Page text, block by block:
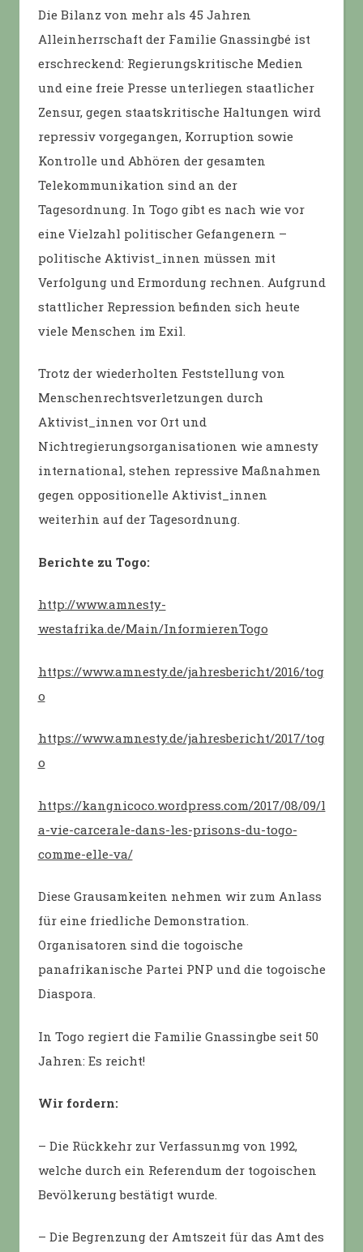
Die Bilanz von mehr als 45 Jahren
Alleinherrschaft der Familie Gnassingbé ist
erschreckend: Regierungskritische Medien
und eine freie Presse unterliegen staatlicher
Zensur, gegen staatskritische Haltungen wird
repressiv vorgegangen, Korruption sowie
Kontrolle und Abhören der gesamten
Telekommunikation sind an der
Tagesordnung. In Togo gibt es nach wie vor
eine Vielzahl politischer Gefangenern –
politische Aktivist_innen müssen mit
Verfolgung und Ermordung rechnen. Aufgrund
stattlicher Repression befinden sich heute
viele Menschen im Exil.
Trotz der wiederholten Feststellung von
Menschenrechtsverletzungen durch
Aktivist_innen vor Ort und
Nichtregierungsorganisationen wie amnesty
international, stehen repressive Maßnahmen
gegen oppositionelle Aktivist_innen
weiterhin auf der Tagesordnung.
Berichte zu Togo:
http://www.amnesty-
westafrika.de/Main/InformierenTogo
https://www.amnesty.de/jahresbericht/2016/tog
o
https://www.amnesty.de/jahresbericht/2017/tog
o
https://kangnicoco.wordpress.com/2017/08/09/l
a-vie-carcerale-dans-les-prisons-du-togo-
comme-elle-va/
Diese Grausamkeiten nehmen wir zum Anlass
für eine friedliche Demonstration.
Organisatoren sind die togoische
panafrikanische Partei PNP und die togoische
Diaspora.
In Togo regiert die Familie Gnassingbe seit 50
Jahren: Es reicht!
Wir fordern:
– Die Rückkehr zur Verfassunmg von 1992,
welche durch ein Referendum der togoischen
Bevölkerung bestätigt wurde.
– Die Begrenzung der Amtszeit für das Amt des